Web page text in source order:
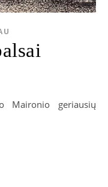
Maironio geriausių